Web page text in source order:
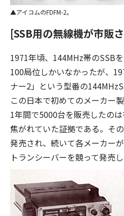
アイコムのFDFM-2。
[SSB用の無線機が市販
1971年頃、144MHz帯のSSB
100局位しかいなかったが、
ナー2」という型番の
この日本で初めてのメーカー
1年間で5000台を販売したの
焦がれていた証拠である。そ
発売され、続いて各メーカー
トランシーバーを競って発売